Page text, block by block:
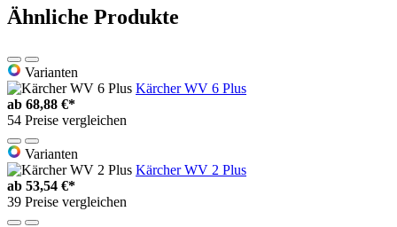
Ähnliche Produkte
Varianten
Kärcher WV 6 Plus
ab 68,88 €*
54 Preise vergleichen
Varianten
Kärcher WV 2 Plus
ab 53,54 €*
39 Preise vergleichen